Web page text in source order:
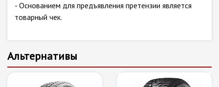
- Основанием для предъявления претензии является
товарный чек.
Альтернативы